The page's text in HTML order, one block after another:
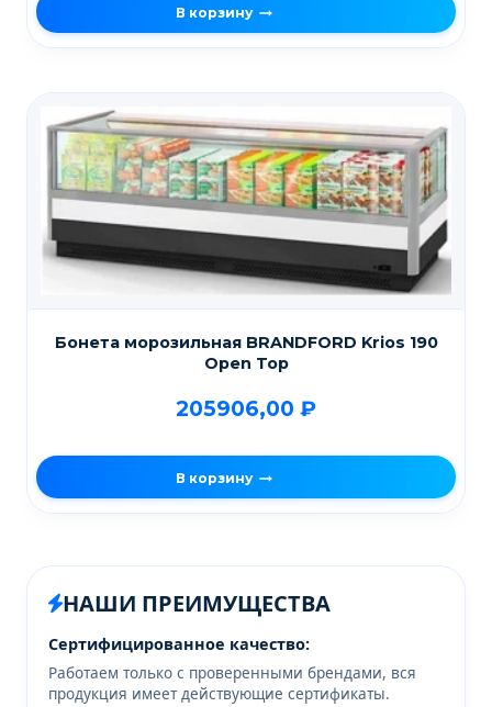
В корзину
Бонета морозильная BRANDFORD Krios 190
Open Top
205906,00 ₽
В корзину
НАШИ ПРЕИМУЩЕСТВА
Сертифицированное качество:
Работаем только с проверенными брендами, вся
продукция имеет действующие сертификаты.